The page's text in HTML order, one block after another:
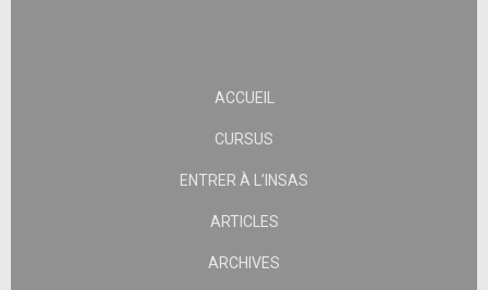
ACCUEIL
CURSUS
ENTRER À L’INSAS
ARTICLES
ARCHIVES